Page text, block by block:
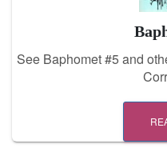
See Baphomet #5 and